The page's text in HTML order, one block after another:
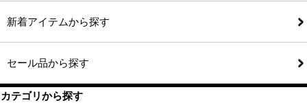
新着アイテムから探す
セール品から探す
カテゴリから探す